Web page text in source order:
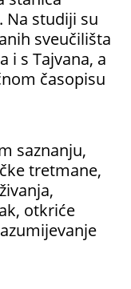
Na studiji su
sveučilišta
i s Tajvana, a
časopisu
saznanju,
tretmane,
otkriće